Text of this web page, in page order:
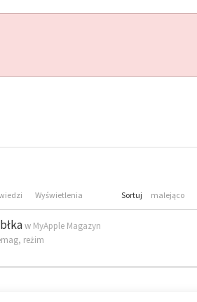
Wyświetlenia Sortuj malejąco
w MyApple Magazyn
, reżim